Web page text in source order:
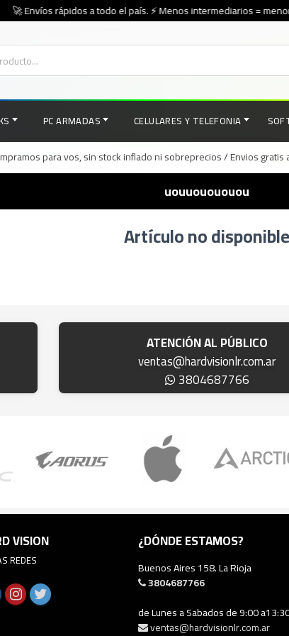
🚀 Envíos rápidos a todo el país. ⚡ Menos intermediarios = menor
PC ARMADAS CELULARES Y TELEFONIA
para vos, sin stock inflado ni sobreprecios / Envios
uouuouououou
Artículo no disponible
ATENCIÓN AL PÚBLICO
ventas@hardvisionlr.com.ar
3804687766
VISION
REDES
¿DÓNDE ESTAMOS?
Buenos Aires 158. La Rioja
3804687766
de Lunes a Sabados de 9:00
ventas@hardvisionlr.com.ar